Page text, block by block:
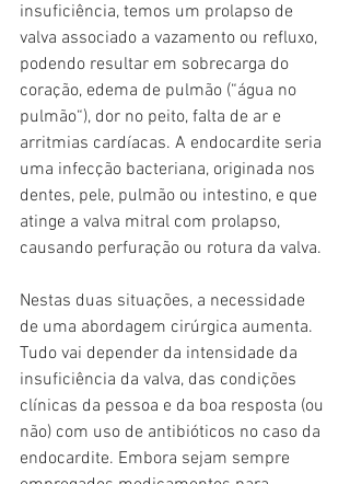
insuficiência, temos um prolapso de
valva associado a vazamento ou refluxo,
podendo resultar em sobrecarga do
coração, edema de pulmão (“água no
pulmão“), dor no peito, falta de ar e
arritmias cardíacas. A endocardite seria
uma infecção bacteriana, originada nos
dentes, pele, pulmão ou intestino, e que
atinge a valva mitral com prolapso,
causando perfuração ou rotura da valva.
Nestas duas situações, a necessidade
de uma abordagem cirúrgica aumenta.
Tudo vai depender da intensidade da
insuficiência da valva, das condições
clínicas da pessoa e da boa resposta (ou
não) com uso de antibióticos no caso da
endocardite. Embora sejam sempre